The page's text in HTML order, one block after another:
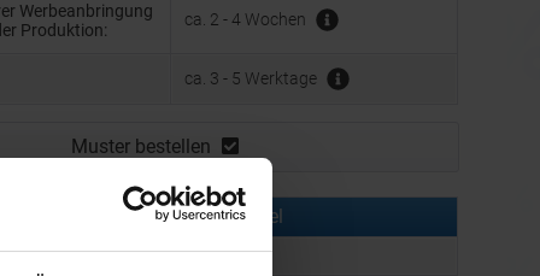
Werbeanbringung
Produktion:
ca. 2 - 4 Wochen
ca. 3 - 5 Werktage
Muster bestellen
zu diesem Werbeartikel
MUT1012-6